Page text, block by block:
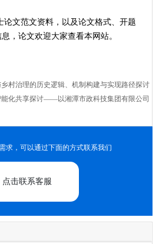
，论文欢迎大家查看本网站。
村治理的历史逻辑、机制构建与实现路径探讨
能化共享探讨——以湘潭市政科技集团有限公司
求，可以通过下面的方式联系我们
点击联系客服